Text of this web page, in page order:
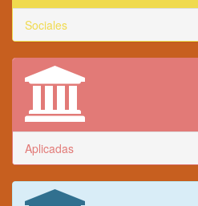
Sociales
Aplicadas